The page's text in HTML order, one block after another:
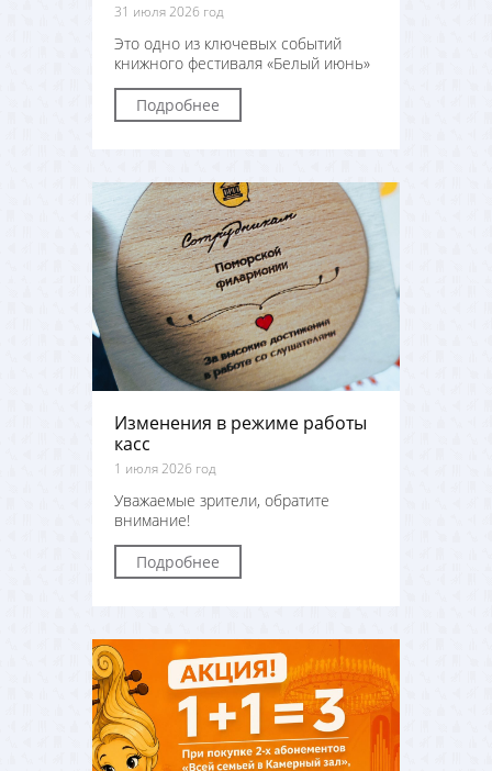
31 июля 2026 год
Это одно из ключевых событий
книжного фестиваля «Белый июнь»
Подробнее
Изменения в режиме работы
касс
1 июля 2026 год
Уважаемые зрители, обратите
внимание!
Подробнее